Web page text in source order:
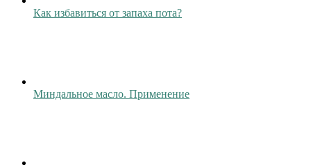
Как избавиться от запаха пота?
Миндальное масло. Применение